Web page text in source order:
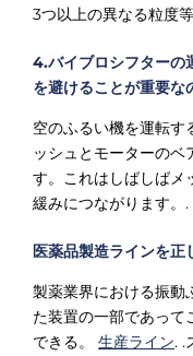
3つ以上の異なる粒度
4.バイブロシフターの
を避けることが重要な
空のふるい機を運転す
ッシュとモーターのベ
す。これはしばしばメ
緩みにつながります。.
医薬品製造ラインを正
製薬業界における振動
た装置の一部であって
できる。 生産ライン. .